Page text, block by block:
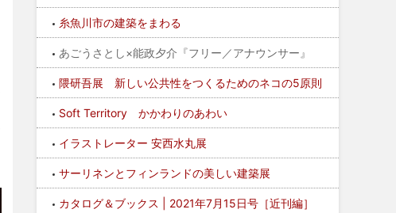
糸魚川市の建築をまわる
あごうさとし×能政夕介『フリー／アナウンサー』
隈研吾展 新しい公共性をつくるためのネコの5原則
Soft Territory かかわりのあわい
イラストレーター 安西水丸展
サーリネンとフィンランドの美しい建築展
カタログ＆ブックス | 2021年7月15日号［近刊編］